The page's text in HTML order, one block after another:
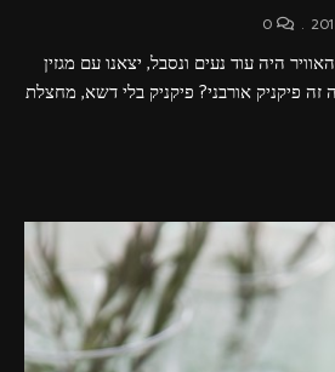
היה עוד נעים ונסבל, יצאנו עם מגזין
זה פיקניק אורבני? פיקניק בלי דשא, מחצלת